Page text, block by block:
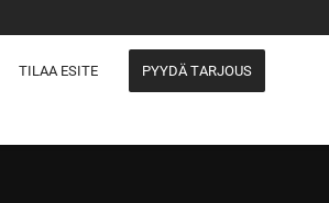
TILAA ESITE PYYDÄ TARJOUS